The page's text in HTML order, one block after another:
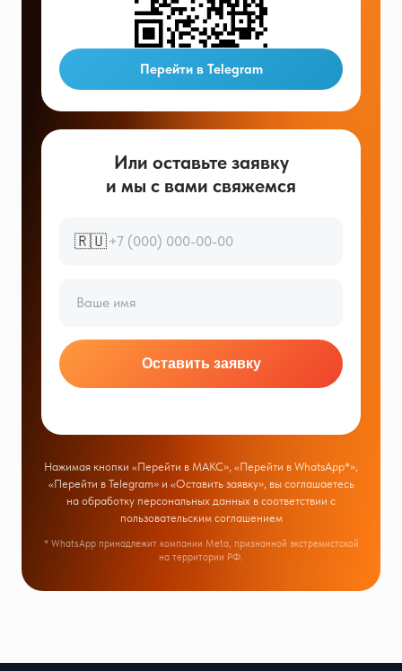
Перейти в Telegram
Или оставьте заявку
и мы с вами свяжемся
🇷🇺
Оставить заявку
Нажимая кнопки «Перейти в МАКС», «Перейти в WhatsApp*»,
«Перейти в Telegram» и «Оставить заявку», вы соглашаетесь
на обработку персональных данных в соответствии с
пользовательским соглашением
* WhatsApp принадлежит компании Meta, признанной экстремистской
на территории РФ.